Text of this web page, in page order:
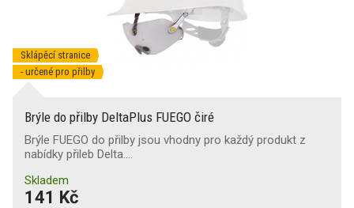
Sklápěcí stranice
- určené pro přilby
Brýle do přilby DeltaPlus FUEGO čiré
Brýle FUEGO do přilby jsou vhodny pro každý produkt z
nabídky přileb Delta.…
Skladem
141 Kč